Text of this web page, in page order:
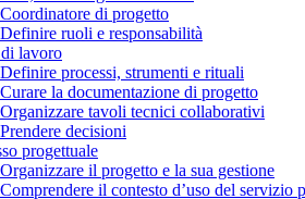
di progetto
ruoli e responsabilità
lavoro
processi, strumenti e rituali
la documentazione di progetto
tavoli tecnici collaborativi
decisioni
progettuale
il progetto e la sua gestione
il contesto d’uso del servizio